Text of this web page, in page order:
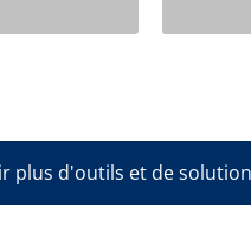
plus d'outils et de